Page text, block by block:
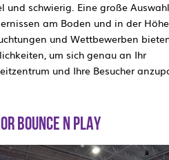
und schwierig. Eine große
am Boden und in der
und Wettbewerben
um sich genau an Ihr
und Ihre Besucher
BOUNCE N PLAY